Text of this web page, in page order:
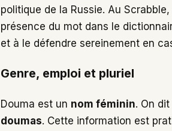
politique de la Russie. Au
présence du mot dans le
et à le défendre sereinement en
Genre, emploi et pluriel
Douma est un nom féminin. On
doumas. Cette information est